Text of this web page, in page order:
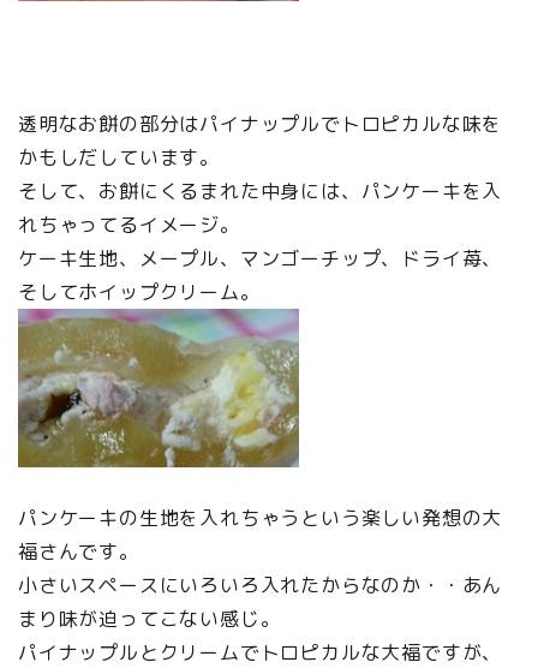
透明なお餅の部分はパイナップルでトロピカルな味を
かもしだしています。
そして、お餅にくるまれた中身には、パンケーキを入
れちゃってるイメージ。
ケーキ生地、メープル、マンゴーチップ、ドライ苺、
そしてホイップクリーム。
パンケーキの生地を入れちゃうという楽しい発想の大
福さんです。
小さいスペースにいろいろ入れたからなのか・・あん
まり味が迫ってこない感じ。
パイナップルとクリームでトロピカルな大福ですが、